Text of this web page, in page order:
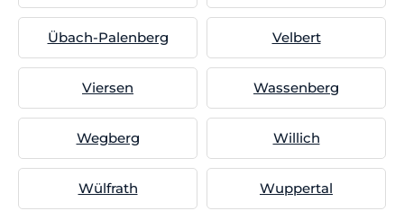
Übach-Palenberg Velbert
Viersen Wassenberg
Wegberg Willich
Wülfrath Wuppertal